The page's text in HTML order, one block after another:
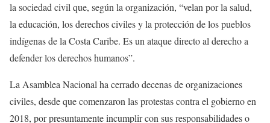
la sociedad civil que, según la organización, “velan por la salud,
la educación, los derechos civiles y la protección de los pueblos
indígenas de la Costa Caribe. Es un ataque directo al derecho a
defender los derechos humanos”.
La Asamblea Nacional ha cerrado decenas de organizaciones
civiles, desde que comenzaron las protestas contra el gobierno en
2018, por presuntamente incumplir con sus responsabilidades o